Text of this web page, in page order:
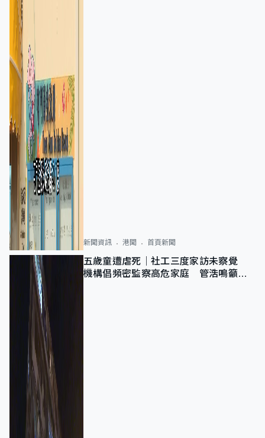
新聞資訊 港聞 首頁新聞
五歲童遭虐死｜社工三度家訪未察覺
機構倡頻密監察高危家庭 管浩鳴籲加